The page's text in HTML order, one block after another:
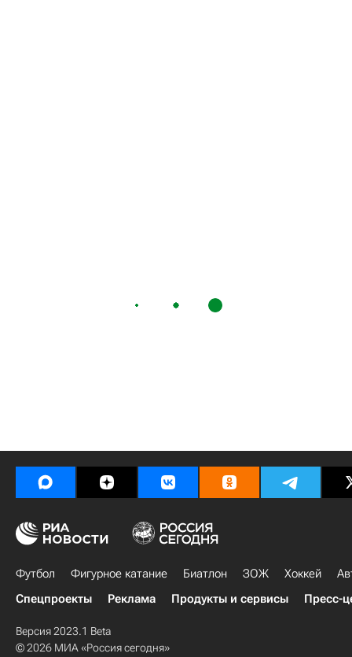
Футбол Фигурное катание Биатлон ЗОЖ Хоккей
Спецпроекты
Реклама Продукты и сервисы Пресс-
Версия 2023.1 Beta
© 2026 МИА «Россия сегодня»